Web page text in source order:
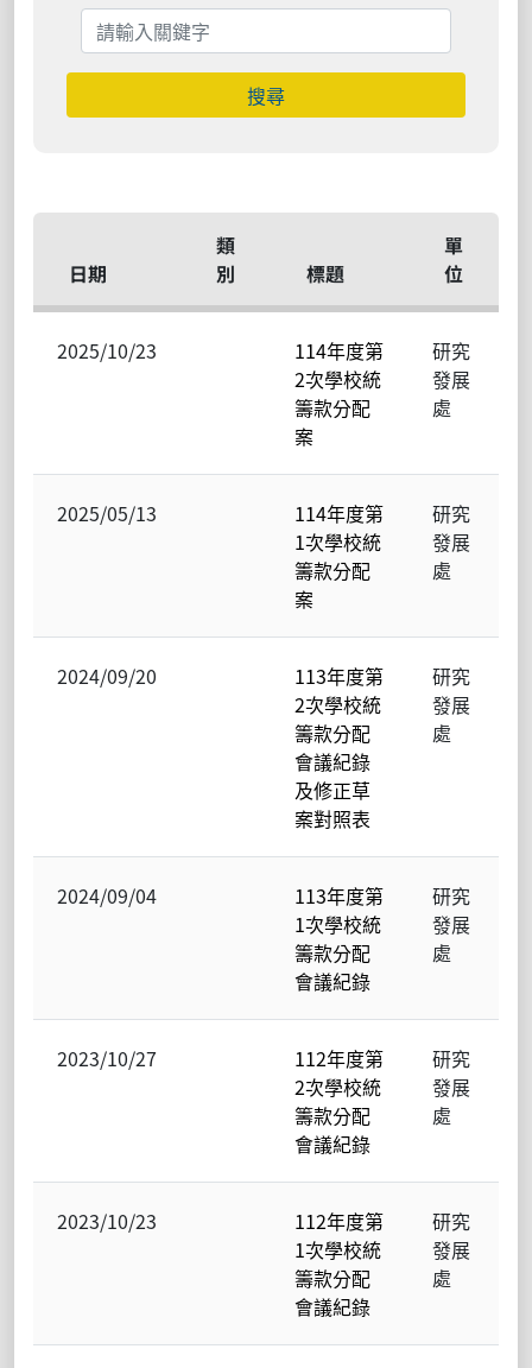
搜尋
日期
類
別
標題
單
位
2025/10/23
114年度第
2次學校統
籌款分配
案
研究
發展
處
2025/05/13
114年度第
1次學校統
籌款分配
案
研究
發展
處
2024/09/20
113年度第
2次學校統
籌款分配
會議紀錄
及修正草
案對照表
研究
發展
處
2024/09/04
113年度第
1次學校統
籌款分配
會議紀錄
研究
發展
處
2023/10/27
112年度第
2次學校統
籌款分配
會議紀錄
研究
發展
處
2023/10/23
112年度第
1次學校統
籌款分配
會議紀錄
研究
發展
處